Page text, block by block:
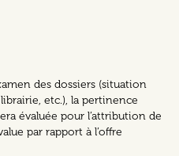
des dossiers (situation
etc.), la pertinence
évaluée pour l’attribution de
par rapport à l’offre